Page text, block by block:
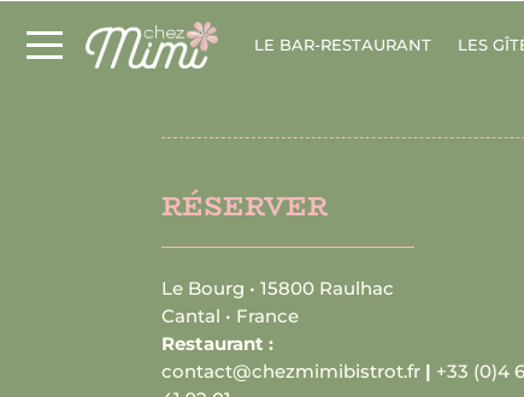
LE BAR-RESTAURANT LES
RÉSERVER
Le Bourg • 15800 Raulhac
Cantal • France
Restaurant :
contact@chezmimibistrot.fr | +33 (0)4